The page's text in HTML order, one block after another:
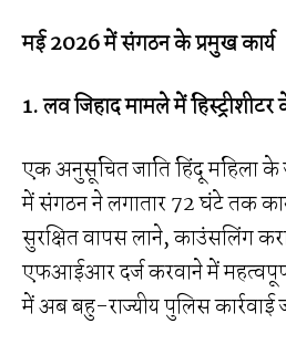
मई 2026 में संगठन के प्रमुख कार्य
1. लव जिहाद मामले में
एक अनुसूचित जाति हिंदू महिला
में संगठन ने लगातार 72 घंटे तक
सुरक्षित वापस लाने, काउंसलिंग
एफआईआर दर्ज करवाने में
में अब बहु-राज्यीय पुलिस कार्रवाई